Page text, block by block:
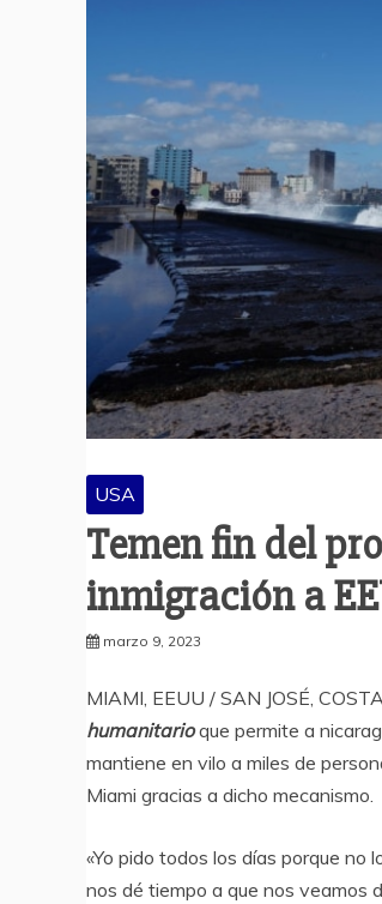
USA
Temen fin del
inmigración a
marzo 9, 2023
MIAMI, EEUU / SAN JOSÉ,
humanitarioque permite a
mantiene en vilo a miles de
Miami gracias a dicho mecanismo.
«Yo pido todos los días porque no
nos dé tiempo a que nos veamos